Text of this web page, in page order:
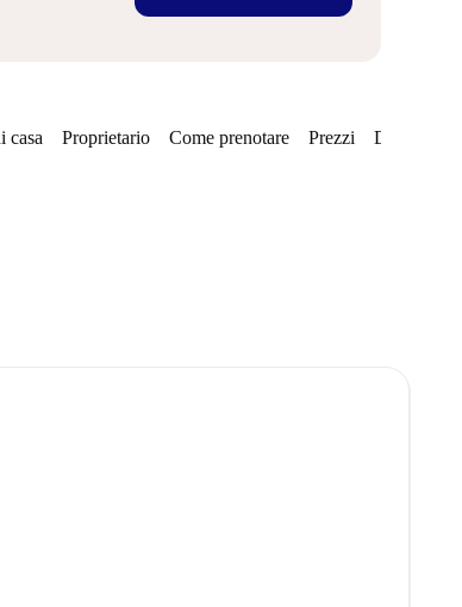
casa Proprietario Come prenotare Prezzi Disponibilità